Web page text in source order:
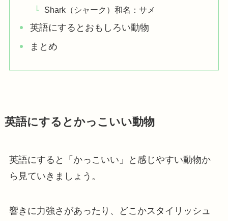
Shark（シャーク）和名：サメ
英語にするとおもしろい動物
まとめ
英語にするとかっこいい動物
英語にすると「かっこいい」と感じやすい動物か
ら見ていきましょう。
響きに力強さがあったり、どこかスタイリッシュ